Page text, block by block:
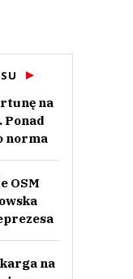
na
Ponad
norma
OSM
na